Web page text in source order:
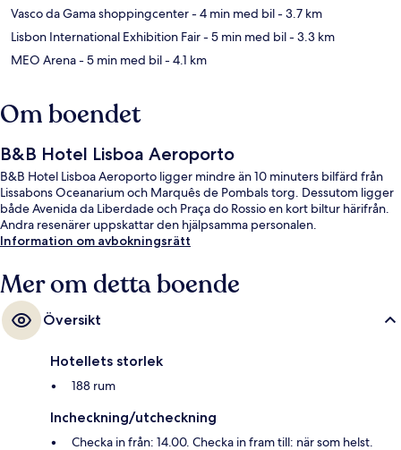
Vasco da Gama shoppingcenter- 4 min med bil- 3.7 km
Lisbon International Exhibition Fair- 5 min med bil- 3.3 km
MEO Arena- 5 min med bil- 4.1 km
Om boendet
B&B Hotel Lisboa Aeroporto
B&B Hotel Lisboa Aeroporto ligger mindre än 10 minuters bilfärd från
Lissabons Oceanarium och Marquês de Pombals torg. Dessutom ligger
både Avenida da Liberdade och Praça do Rossio en kort biltur härifrån.
Andra resenärer uppskattar den hjälpsamma personalen.
Information om avbokningsrätt
Mer om detta boende
Översikt
Hotellets storlek
188 rum
Incheckning/utcheckning
Checka in från: 14.00. Checka in fram till: när som helst.